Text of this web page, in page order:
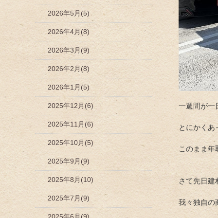
一週間が一
とにかくあ
このまま年
さて先日建
我々独自の
2026年5月(5)
2026年4月(8)
2026年3月(9)
2026年2月(8)
2026年1月(5)
2025年12月(6)
2025年11月(6)
2025年10月(5)
2025年9月(9)
2025年8月(10)
2025年7月(9)